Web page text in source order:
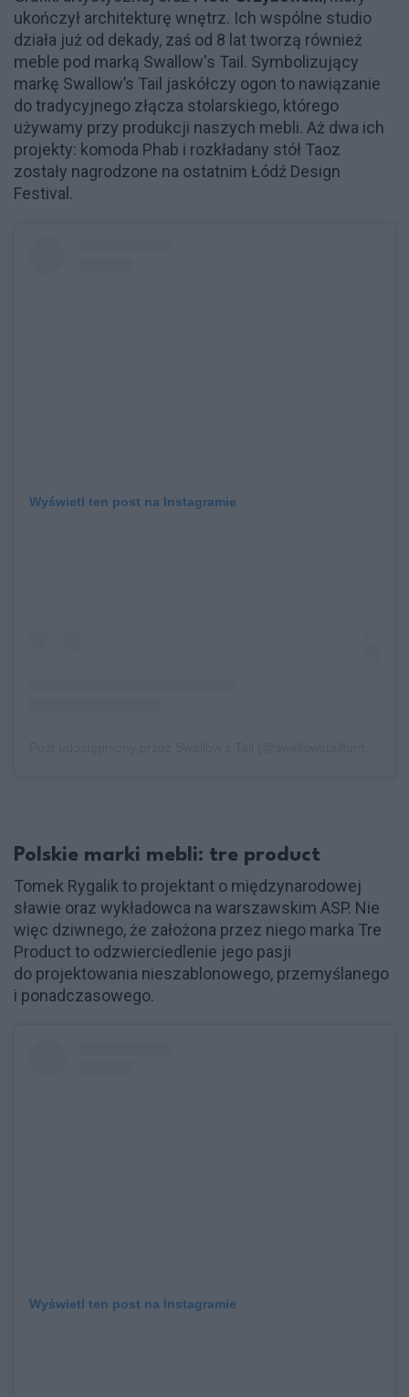
ukończył architekturę wnętrz. Ich wspólne studio
działa już od dekady, zaś od 8 lat tworzą również
meble pod marką Swallow's Tail. Symbolizujący
markę Swallow’s Tail jaskółczy ogon to nawiązanie
do tradycyjnego złącza stolarskiego, którego
używamy przy produkcji naszych mebli. Aż dwa ich
projekty: komoda Phab i rozkładany stół Taoz
zostały nagrodzone na ostatnim Łódź Design
Festival.
Wyświetl ten post na Instagramie
Polskie marki mebli: tre product
Tomek Rygalik to projektant o międzynarodowej
sławie oraz wykładowca na warszawskim ASP. Nie
więc dziwnego, że założona przez niego marka Tre
Product to odzwierciedlenie jego pasji
do projektowania nieszablonowego, przemyślanego
i ponadczasowego.
Wyświetl ten post na Instagramie